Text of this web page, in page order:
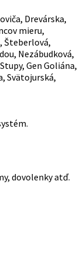
Drevárska,
mieru,
Šteberlová,
Nezábudková,
Gen Goliána,
Svätojurská,
dovolenky atď.